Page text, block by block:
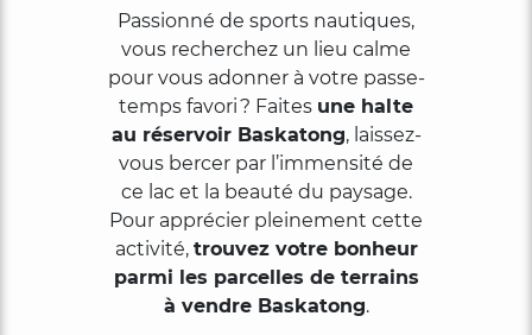
Passionné de sports nautiques,
vous recherchez un lieu calme
pour vous adonner à votre passe-
temps favori ? Faites une halte
au réservoir Baskatong, laissez-
vous bercer par l’immensité de
ce lac et la beauté du paysage.
Pour apprécier pleinement cette
activité, trouvez votre bonheur
parmi les parcelles de terrains
à vendre Baskatong.